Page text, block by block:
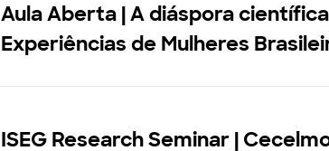
Aula Aberta | A diáspora
Experiências de Mulheres
ISEG Research Seminar |